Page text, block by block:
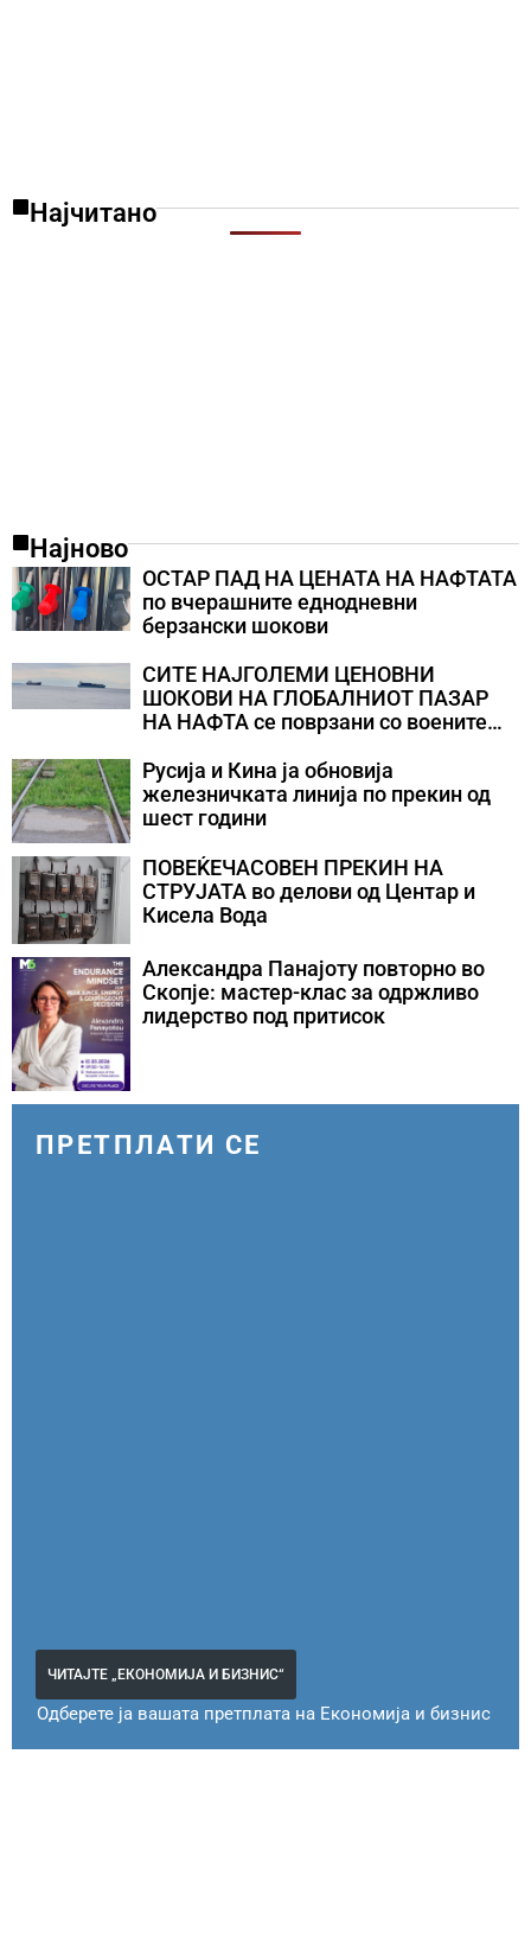
Најчитано
Најново
ОСТАР ПАД НА ЦЕНАТА НА НАФТАТА
по вчерашните еднодневни
берзански шокови
СИТЕ НАЈГОЛЕМИ ЦЕНОВНИ
ШОКОВИ НА ГЛОБАЛНИОТ ПАЗАР
НА НАФТА се поврзани со воените
Русија и Кина ја обновија
железничката линија по прекин од
шест години
ПОВЕЌЕЧАСОВЕН ПРЕКИН НА
СТРУЈАТА во делови од Центар и
Кисела Вода
Александра Панајоту повторно во
Скопје: мастер-клас за одржливо
лидерство под притисок
ПРЕТПЛАТИ СЕ
ЧИТАЈТЕ „ЕКОНОМИЈА И БИЗНИС“
Одберете ја вашата претплата на Економија и бизнис